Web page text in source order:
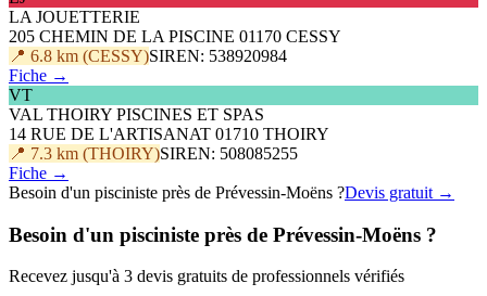
LA JOUETTERIE
205 CHEMIN DE LA PISCINE 01170 CESSY
📍 6.8 km (CESSY)SIREN: 538920984
Fiche →
VT
VAL THOIRY PISCINES ET SPAS
14 RUE DE L'ARTISANAT 01710 THOIRY
📍 7.3 km (THOIRY)SIREN: 508085255
Fiche →
Besoin d'un pisciniste près de Prévessin-Moëns ?Devis gratuit →
Besoin d'un pisciniste près de Prévessin-Moëns ?
Recevez jusqu'à 3 devis gratuits de professionnels vérifiés